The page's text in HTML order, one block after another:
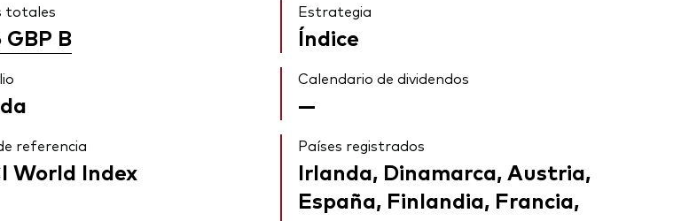
totales
GBP B
Estrategia
Índice
Calendario de dividendos
—
referencia
World Index
Países registrados
Irlanda, Dinamarca, Austria,
España, Finlandia, Francia,